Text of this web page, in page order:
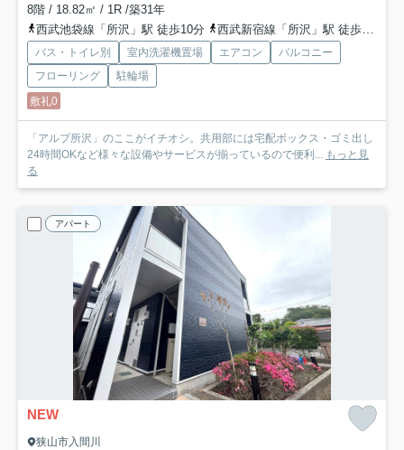
8階 / 18.82㎡ / 1R /築31年
西武池袋線「所沢」駅 徒歩10分
西武新宿線「所沢」駅 徒歩10分
バス・トイレ別 室内洗濯機置場 エアコン
バルコニー
フローリング
駐輪場
敷礼0
「アルプ所沢」のここがイチオシ。共用部には宅配ボックス・ゴミ出し
24時間OKなど様々な設備やサービスが揃っているので便利... もっと見
る
アパート
NEW
狭山市入間川